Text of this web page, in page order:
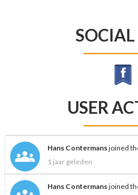
USER
Hans Contermansjoined
1 jaar geleden
Hans Contermansjoined